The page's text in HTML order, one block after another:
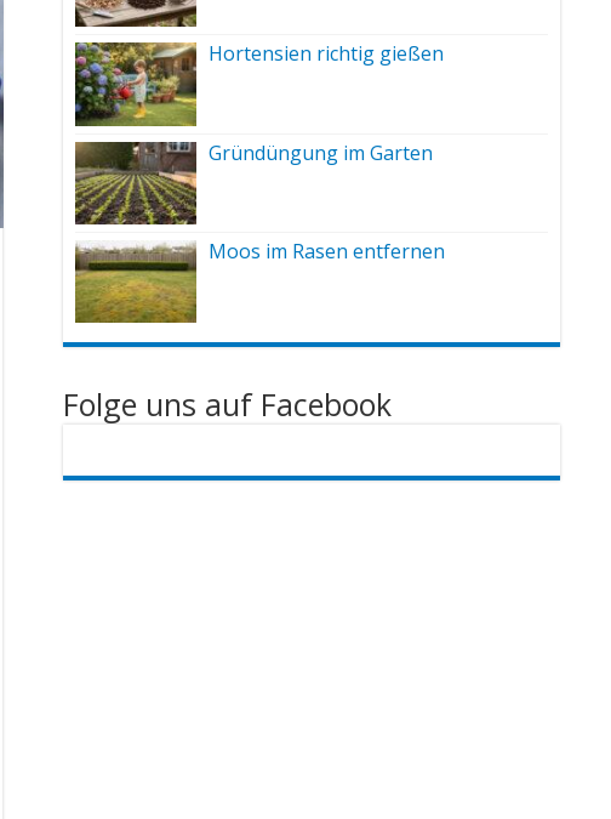
Hortensien richtig gießen
Gründüngung im Garten
Moos im Rasen entfernen
Folge uns auf Facebook